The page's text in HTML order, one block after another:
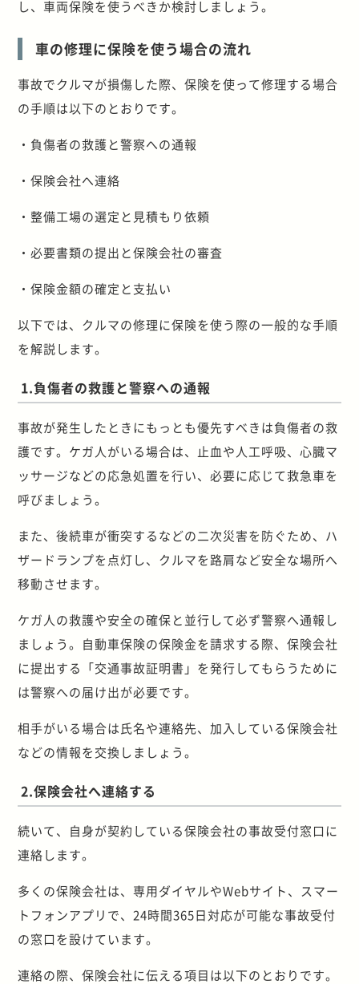
し、車両保険を使うべきか検討しましょう。
車の修理に保険を使う場合の流れ
事故でクルマが損傷した際、保険を使って修理する場合
の手順は以下のとおりです。
・負傷者の救護と警察への通報
・保険会社へ連絡
・整備工場の選定と見積もり依頼
・必要書類の提出と保険会社の審査
・保険金額の確定と支払い
以下では、クルマの修理に保険を使う際の一般的な手順
を解説します。
1.負傷者の救護と警察への通報
事故が発生したときにもっとも優先すべきは負傷者の救
護です。ケガ人がいる場合は、止血や人工呼吸、心臓マ
ッサージなどの応急処置を行い、必要に応じて救急車を
呼びましょう。
また、後続車が衝突するなどの二次災害を防ぐため、ハ
ザードランプを点灯し、クルマを路肩など安全な場所へ
移動させます。
ケガ人の救護や安全の確保と並行して必ず警察へ通報し
ましょう。自動車保険の保険金を請求する際、保険会社
に提出する「交通事故証明書」を発行してもらうために
は警察への届け出が必要です。
相手がいる場合は氏名や連絡先、加入している保険会社
などの情報を交換しましょう。
2.保険会社へ連絡する
続いて、自身が契約している保険会社の事故受付窓口に
連絡します。
多くの保険会社は、専用ダイヤルやWebサイト、スマー
トフォンアプリで、24時間365日対応が可能な事故受付
の窓口を設けています。
連絡の際、保険会社に伝える項目は以下のとおりです。